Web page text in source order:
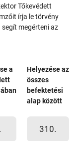
Tőkevédett
írja le törvény
megérteni az
a
Helyezése az
összes
befektetési
alap között
310.